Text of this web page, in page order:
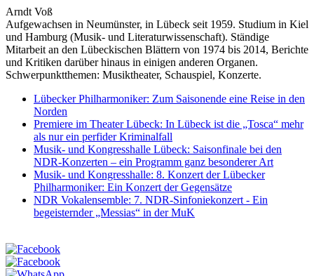
Arndt Voß
Aufgewachsen in Neumünster, in Lübeck seit 1959. Studium in Kiel
und Hamburg (Musik- und Literaturwissenschaft). Ständige
Mitarbeit an den Lübeckischen Blättern von 1974 bis 2014, Berichte
und Kritiken darüber hinaus in einigen anderen Organen.
Schwerpunktthemen: Musiktheater, Schauspiel, Konzerte.
Lübecker Philharmoniker: Zum Saisonende eine Reise in den
Norden
Premiere im Theater Lübeck: In Lübeck ist die „Tosca“ mehr
als nur ein perfider Kriminalfall
Musik- und Kongresshalle Lübeck: Saisonfinale bei den
NDR-Konzerten – ein Programm ganz besonderer Art
Musik- und Kongresshalle: 8. Konzert der Lübecker
Philharmoniker: Ein Konzert der Gegensätze
NDR Vokalensemble: 7. NDR-Sinfoniekonzert - Ein
begeisternder „Messias“ in der MuK